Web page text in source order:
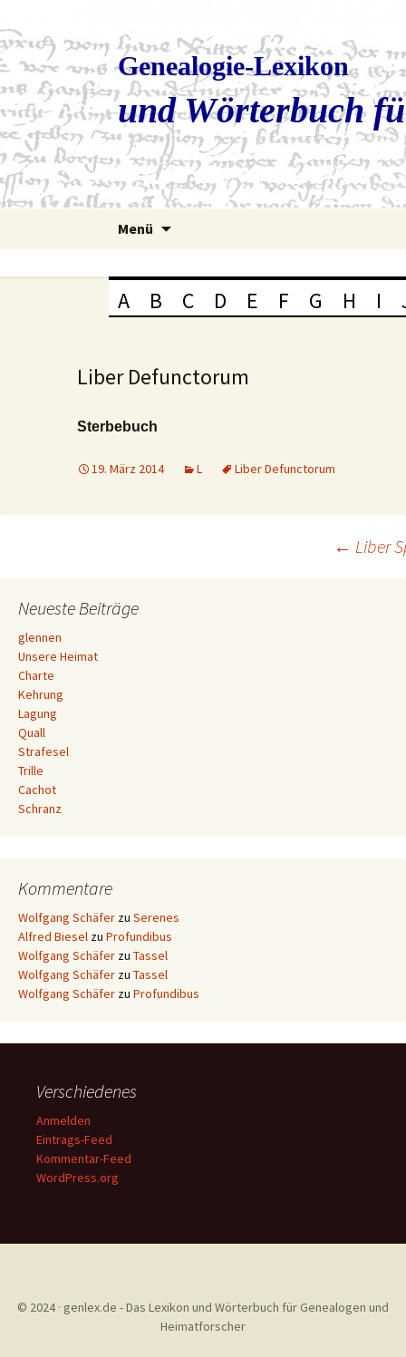
Genealogie-Lexikon
und Wörterbuch
Menü
A B C D E F G H I
Liber Defunctorum
Sterbebuch
19. März 2014 L Liber Defunctorum
Navigation
← Liber
Neueste Beiträge
glennen
Unsere Heimat
Charte
Kehrung
Lagung
Quall
Strafesel
Trille
Cachot
Schranz
Kommentare
Wolfgang Schäfer zu Serenes
Alfred Biesel zu Profundibus
Wolfgang Schäfer zu Tassel
Wolfgang Schäfer zu Tassel
Wolfgang Schäfer zu Profundibus
Verschiedenes
Anmelden
Eintrags-Feed
Kommentar-Feed
WordPress.org
© 2024 · genlex.de - Das Lexikon und Wörterbuch für Genealogen und
Heimatforscher